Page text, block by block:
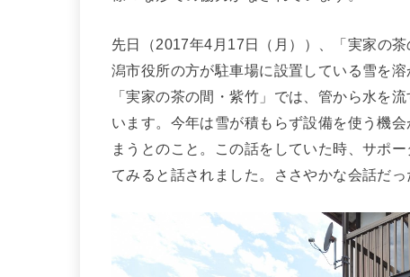
先日（2017年4月17日（月））、「実家の
潟市役所の方が駐車場に設置している雪を
「実家の茶の間・紫竹」では、管から水を
います。今年は雪が積もらず設備を使う機
まうとのこと。この話をしていた時、サポ
てみると話されました。ささやかな会話だ